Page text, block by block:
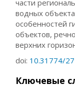
части
водных
особенностей
объектов,
верхних
doi: 10.31774/
Ключевые